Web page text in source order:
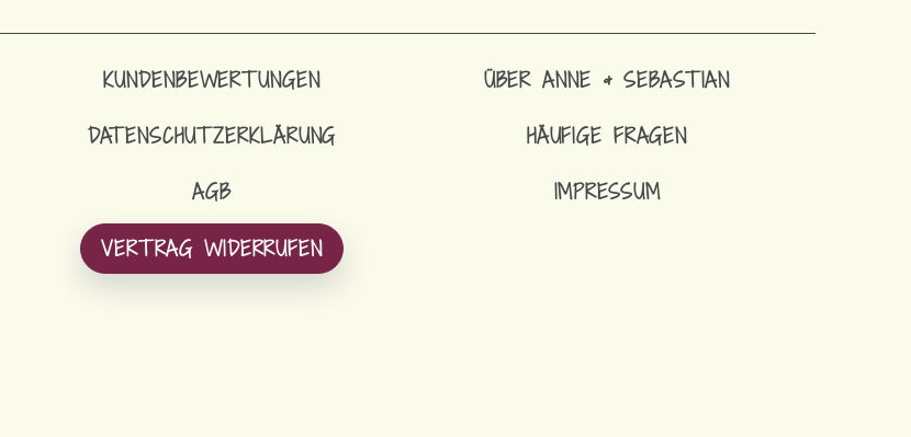
KUNDENBEWERTUNGEN
DATENSCHUTZERKLÄRUNG
AGB
VERTRAG WIDERRUFEN
ÜBER ANNE & SEBASTIAN
HÄUFIGE FRAGEN
IMPRESSUM